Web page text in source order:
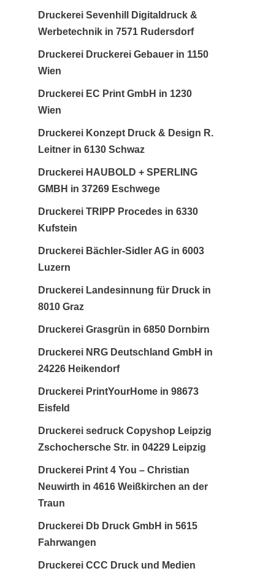
Druckerei Sevenhill Digitaldruck &
Werbetechnik in 7571 Rudersdorf
Druckerei Druckerei Gebauer in 1150
Wien
Druckerei EC Print GmbH in 1230
Wien
Druckerei Konzept Druck & Design R.
Leitner in 6130 Schwaz
Druckerei HAUBOLD + SPERLING
GMBH in 37269 Eschwege
Druckerei TRIPP Procedes in 6330
Kufstein
Druckerei Bächler-Sidler AG in 6003
Luzern
Druckerei Landesinnung für Druck in
8010 Graz
Druckerei Grasgrün in 6850 Dornbirn
Druckerei NRG Deutschland GmbH in
24226 Heikendorf
Druckerei PrintYourHome in 98673
Eisfeld
Druckerei sedruck Copyshop Leipzig
Zschochersche Str. in 04229 Leipzig
Druckerei Print 4 You – Christian
Neuwirth in 4616 Weißkirchen an der
Traun
Druckerei Db Druck GmbH in 5615
Fahrwangen
Druckerei CCC Druck und Medien